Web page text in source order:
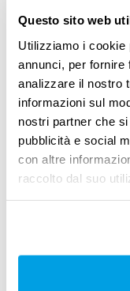
Questo sito web
Utilizziamo i cookie
annunci, per fornire
analizzare il nostro
informazioni sul
nostri partner che
pubblicità e social
con altre
raccolto dal suo
servizio di
veicolati
distribuzione
adattare i
popolazione
utenti, e per
Con unaspesa
persona un
positivamente: